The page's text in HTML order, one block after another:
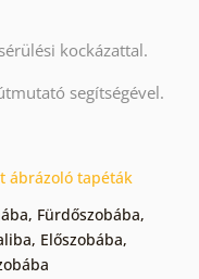
kockázattal.
segítségével.
ábrázoló tapéták
, Fürdőszobába,
, Előszobába,